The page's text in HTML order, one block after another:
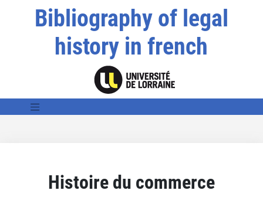
Bibliography of legal
history in french
Histoire du commerce